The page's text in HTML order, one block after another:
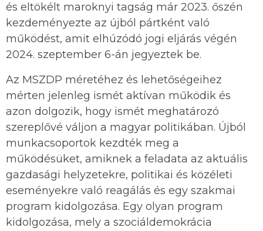
és eltökélt maroknyi tagság már 2023. őszén
kezdeményezte az újból pártként való
működést, amit elhúzódó jogi eljárás végén
2024. szeptember 6-án jegyeztek be.
Az MSZDP méretéhez és lehetőségeihez
mérten jelenleg ismét aktívan működik és
azon dolgozik, hogy ismét meghatározó
szereplővé váljon a magyar politikában. Újból
munkacsoportok kezdték meg a
működésüket, amiknek a feladata az aktuális
gazdasági helyzetekre, politikai és közéleti
eseményekre való reagálás és egy szakmai
program kidolgozása. Egy olyan program
kidolgozása, mely a szociáldemokrácia